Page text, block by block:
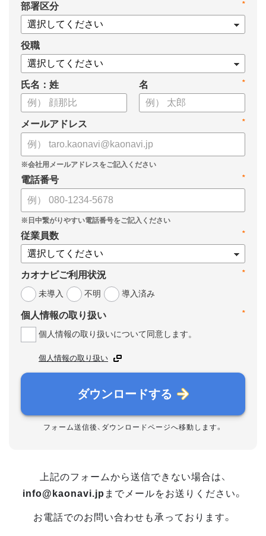
*
部署区分
役職
氏名：姓 *
名
*
メールアドレス
*
電話番号
*
従業員数
*
カオナビご利用状況
未導入
不明 導入済み
*
個人情報の取り扱い
個人情報の取り扱いについて同意します。
個人情報の取り扱い
ダウンロードする
フォーム送信後、ダウンロードページへ移動します。
上記のフォームから送信できない場合は、
info@kaonavi.jp までメールをお送りください。
お電話でのお問い合わせも承っております。